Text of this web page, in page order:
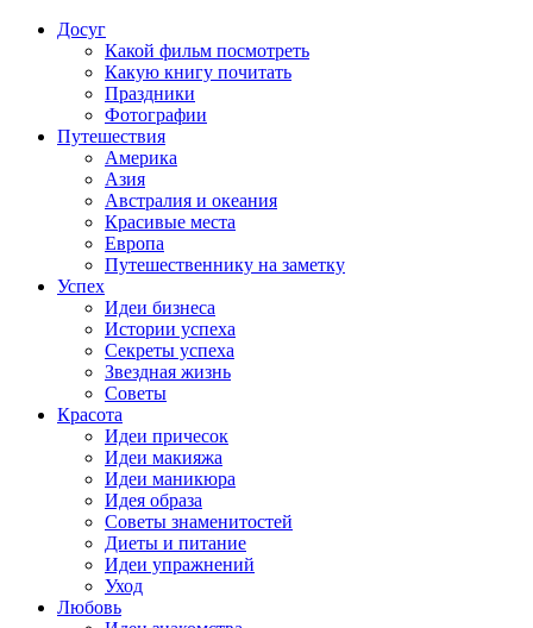
Досуг
Какой фильм посмотреть
Какую книгу почитать
Праздники
Фотографии
Путешествия
Америка
Азия
Австралия и океания
Красивые места
Европа
Путешественнику на заметку
Успех
Идеи бизнеса
Истории успеха
Секреты успеха
Звездная жизнь
Советы
Красота
Идеи причесок
Идеи макияжа
Идеи маникюра
Идея образа
Советы знаменитостей
Диеты и питание
Идеи упражнений
Уход
Любовь